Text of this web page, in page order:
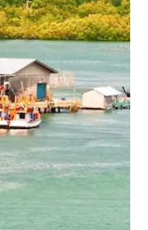
et en faisant glisser.